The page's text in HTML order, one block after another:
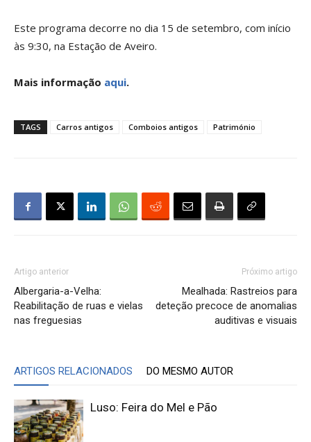
Este programa decorre no dia 15 de setembro, com início
às 9:30, na Estação de Aveiro.
Mais informação aqui.
TAGS Carros antigos Comboios antigos Património
Artigo anterior
Albergaria-a-Velha:
Reabilitação de ruas e vielas
nas freguesias
Próximo artigo
Mealhada: Rastreios para
deteção precoce de anomalias
auditivas e visuais
ARTIGOS RELACIONADOS DO MESMO AUTOR
Luso: Feira do Mel e Pão